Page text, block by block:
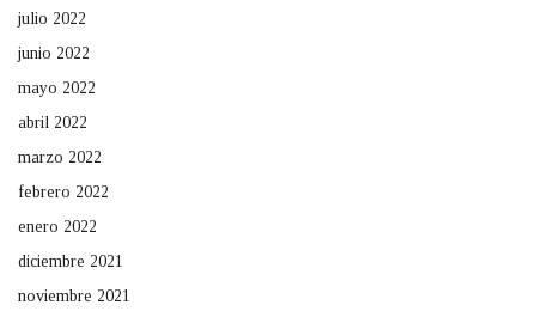
julio 2022
junio 2022
mayo 2022
abril 2022
marzo 2022
febrero 2022
enero 2022
diciembre 2021
noviembre 2021